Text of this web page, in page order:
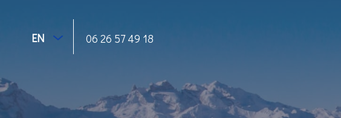
EN 06 26 57 49 18